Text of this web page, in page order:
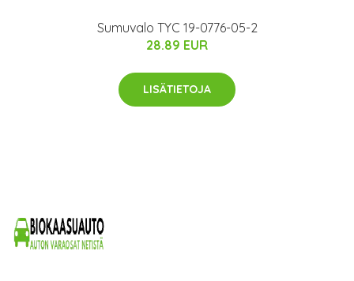
Sumuvalo TYC 19-0776-05-2
28.89 EUR
LISÄTIETOJA